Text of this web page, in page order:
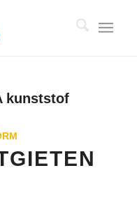
kunststof